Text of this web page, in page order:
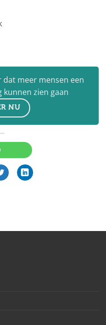
meer mensen een
kunnen zien gaan
NU